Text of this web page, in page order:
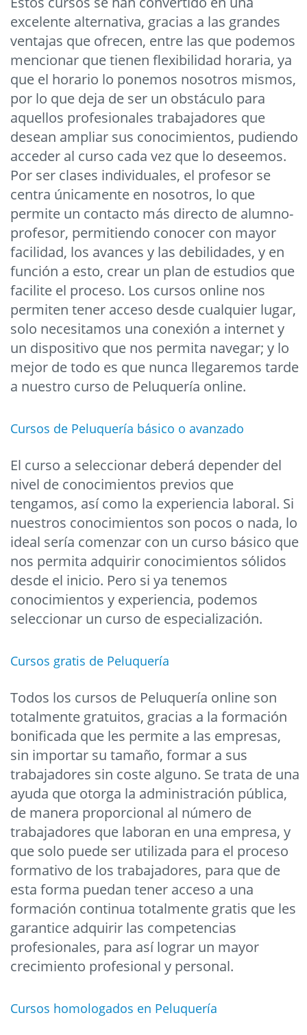
excelente alternativa, gracias a las grandes
ventajas que ofrecen, entre las que podemos
mencionar que tienen flexibilidad horaria, ya
que el horario lo ponemos nosotros mismos,
por lo que deja de ser un obstáculo para
aquellos profesionales trabajadores que
desean ampliar sus conocimientos, pudiendo
acceder al curso cada vez que lo deseemos.
Por ser clases individuales, el profesor se
centra únicamente en nosotros, lo que
permite un contacto más directo de alumno-
profesor, permitiendo conocer con mayor
facilidad, los avances y las debilidades, y en
función a esto, crear un plan de estudios que
facilite el proceso. Los cursos online nos
permiten tener acceso desde cualquier lugar,
solo necesitamos una conexión a internet y
un dispositivo que nos permita navegar; y lo
mejor de todo es que nunca llegaremos tarde
a nuestro curso de Peluquería online.
Cursos de Peluquería básico o avanzado
El curso a seleccionar deberá depender del
nivel de conocimientos previos que
tengamos, así como la experiencia laboral. Si
nuestros conocimientos son pocos o nada, lo
ideal sería comenzar con un curso básico que
nos permita adquirir conocimientos sólidos
desde el inicio. Pero si ya tenemos
conocimientos y experiencia, podemos
seleccionar un curso de especialización.
Cursos gratis de Peluquería
Todos los cursos de Peluquería online son
totalmente gratuitos, gracias a la formación
bonificada que les permite a las empresas,
sin importar su tamaño, formar a sus
trabajadores sin coste alguno. Se trata de una
ayuda que otorga la administración pública,
de manera proporcional al número de
trabajadores que laboran en una empresa, y
que solo puede ser utilizada para el proceso
formativo de los trabajadores, para que de
esta forma puedan tener acceso a una
formación continua totalmente gratis que les
garantice adquirir las competencias
profesionales, para así lograr un mayor
crecimiento profesional y personal.
Cursos homologados en Peluquería